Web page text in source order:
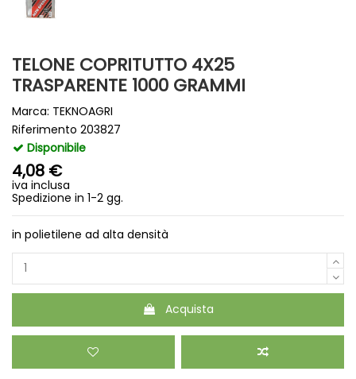
TELONE COPRITUTTO 4X25
TRASPARENTE 1000 GRAMMI
Marca: TEKNOAGRI
Riferimento 203827
Disponibile
4,08 €
iva inclusa
Spedizione in 1-2 gg.
in polietilene ad alta densità
Acquista